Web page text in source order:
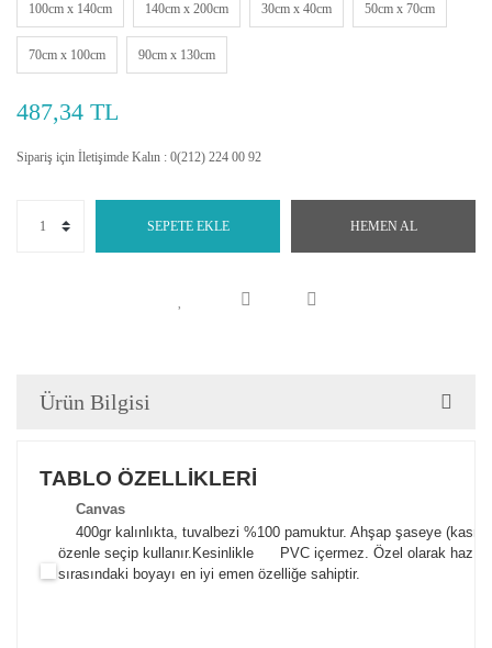
100cm x 140cm 140cm x 200cm 30cm x 40cm 50cm x 70cm
70cm x 100cm 90cm x 130cm
487,34 TL
Sipariş için İletişimde Kalın : 0(212) 224 00 92
SEPETE EKLE HEMEN AL
Ürün Bilgisi
TABLO ÖZELLİKLERİ
Canvas
400gr kalınlıkta, tuvalbezi %100 pamuktur. Ahşap şaseye
özenle seçip kullanır. Kesinlikle PVC içermez. Özel olarak
sırasındaki boyayı en iyi emen özelliğe sahiptir.